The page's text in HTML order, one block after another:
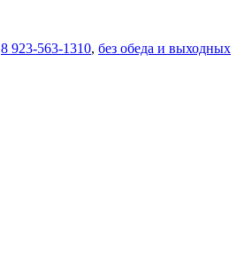
8 923-563-1310, без обеда и выходных